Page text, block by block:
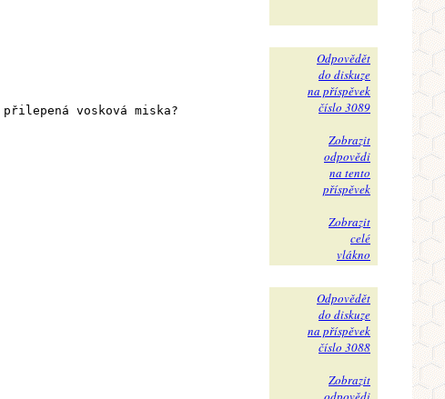
vosková miska?
Odpovědět
do diskuze
na příspěvek
číslo 3089
Zobrazit
odpovědi
na tento
příspěvek
Zobrazit
celé
vlákno
Odpovědět
do diskuze
na příspěvek
číslo 3088
Zobrazit